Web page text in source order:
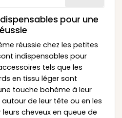
pour une
réussie chez les petites
indispensables pour
tels que les
en tissu léger sont
touche bohème à leur
de leur tête ou en les
cheveux en queue de